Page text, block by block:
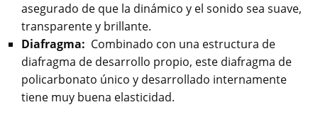
asegurado de que la dinámico y el sonido sea suave,
transparente y brillante.
Diafragma: Combinado con una estructura de
diafragma de desarrollo propio, este diafragma de
policarbonato único y desarrollado internamente
tiene muy buena elasticidad.